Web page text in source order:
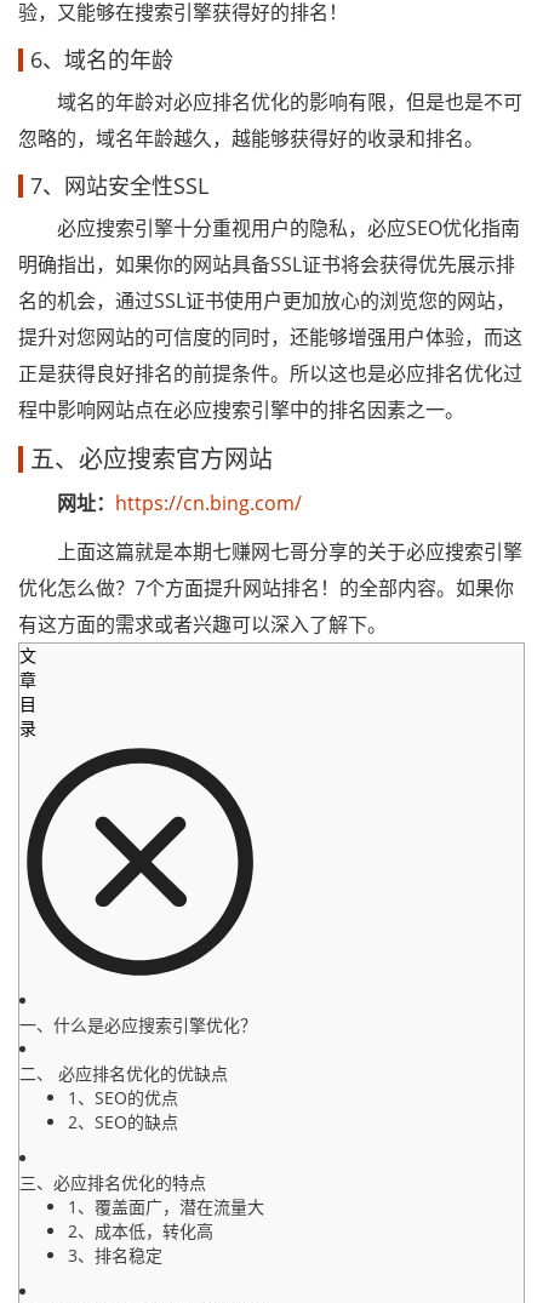
验，又能够在搜索引擎获得好的排名！
6、域名的年龄
域名的年龄对必应排名优化的影响有限，但是也是不可
忽略的，域名年龄越久，越能够获得好的收录和排名。
7、网站安全性SSL
必应搜索引擎十分重视用户的隐私，必应SEO优化指南
明确指出，如果你的网站具备SSL证书将会获得优先展示排
名的机会，通过SSL证书使用户更加放心的浏览您的网站，
提升对您网站的可信度的同时，还能够增强用户体验，而这
正是获得良好排名的前提条件。所以这也是必应排名优化过
程中影响网站点在必应搜索引擎中的排名因素之一。
五、必应搜索官方网站
网址： https://cn.bing.com/
上面这篇就是本期七赚网七哥分享的关于必应搜索引擎
优化怎么做？7个方面提升网站排名！的全部内容。如果你
有这方面的需求或者兴趣可以深入了解下。
文
章
目
录
一、什么是必应搜索引擎优化？
二、 必应排名优化的优缺点
1、SEO的优点
2、SEO的缺点
三、必应排名优化的特点
1、覆盖面广，潜在流量大
2、成本低，转化高
3、排名稳定